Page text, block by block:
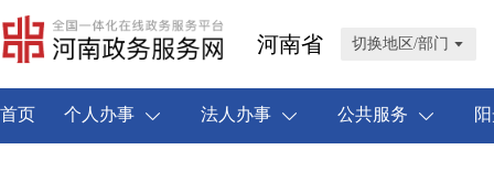
河南省 切换地区/部门
首页 个人办事 法人办事 公共服务